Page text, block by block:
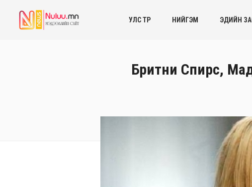
УЛС ТӨР НИЙГЭМ ЭДИЙН
Бритни Спирс,